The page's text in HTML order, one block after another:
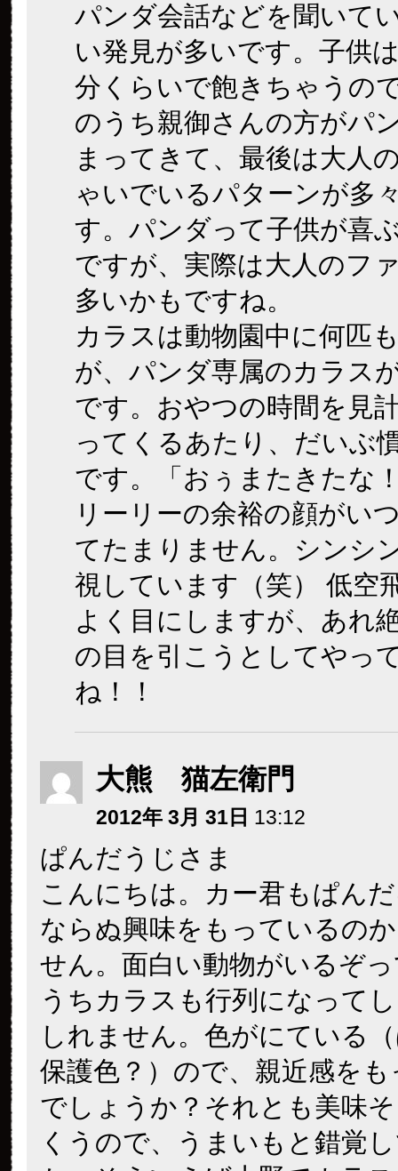
パンダ会話などを聞いて
い発見が多いです。子供
分くらいで飽きちゃうの
のうち親御さんの方がパ
まってきて、最後は大人
ゃいでいるパターンが多
す。パンダって子供が喜
ですが、実際は大人のフ
多いかもですね。
カラスは動物園中に何匹
が、パンダ専属のカラス
です。おやつの時間を見
ってくるあたり、だいぶ
です。「おぅまたきたな
リーリーの余裕の顔がい
てたまりません。シンシ
視しています（笑） 低空
よく目にしますが、あれ
の目を引こうとしてやっ
ね！！
大熊 猫左衛門
2012年 3月 31日 13:12
ぱんだうじさま
こんにちは。カー君もぱん
ならぬ興味をもっているの
せん。面白い動物がいるぞ
うちカラスも行列になって
しれません。色がにている
保護色？）ので、親近感を
でしょうか？それとも美味
くうので、うまいもと錯覚